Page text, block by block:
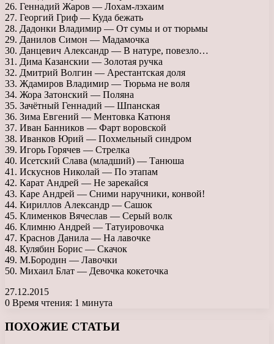
26. Геннадий Жаров — Лохам-лэхаим
27. Георгий Гриф — Куда бежать
28. Дадонки Владимир — От сумы и от тюрьмы
29. Данилов Симон — Мадамочка
30. Данцевич Александр — В натуре, повезло…
31. Дима Казанскии — Золотая ручка
32. Дмитрий Волгин — Арестантская доля
33. Ждамиров Владимир — Тюрьма не воля
34. Жора Затонский — Поляна
35. Зачётный Геннадий — Шпанская
36. Зима Евгений — Ментовка Катюня
37. Иван Банников — Фарт воровской
38. Иванков Юрий — Похмельный синдром
39. Игорь Горячев — Стрелка
40. Исетский Слава (младший) — Танюша
41. Искуснов Николай — По этапам
42. Карат Андрей — Не зарекайся
43. Каре Андрей — Сними наручники, конвой!
44. Кириллов Александр — Сашок
45. Клименков Вячеслав — Серый волк
46. Климню Андрей — Татуировочка
47. Краснов Данила — На лавочке
48. Кулябин Борис — Скачок
49. М.Бородин — Лавочки
50. Михаил Блат — Девочка кокеточка
27.12.2015
0 Время чтения: 1 минута
ПОХОЖИЕ СТАТЬИ